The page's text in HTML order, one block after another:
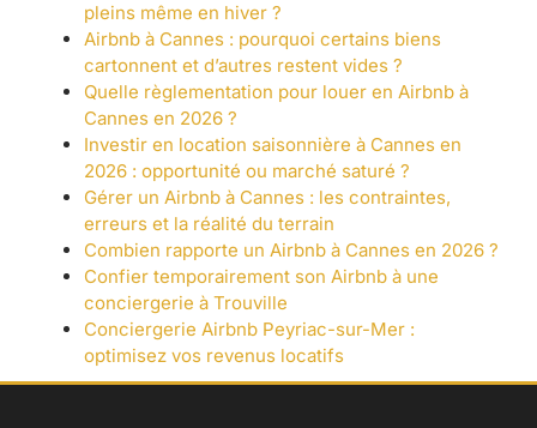
pleins même en hiver ?
Airbnb à Cannes : pourquoi certains biens
cartonnent et d’autres restent vides ?
Quelle règlementation pour louer en Airbnb à
Cannes en 2026 ?
Investir en location saisonnière à Cannes en
2026 : opportunité ou marché saturé ?
Gérer un Airbnb à Cannes : les contraintes,
erreurs et la réalité du terrain
Combien rapporte un Airbnb à Cannes en 2026 ?
Confier temporairement son Airbnb à une
conciergerie à Trouville
Conciergerie Airbnb Peyriac-sur-Mer :
optimisez vos revenus locatifs